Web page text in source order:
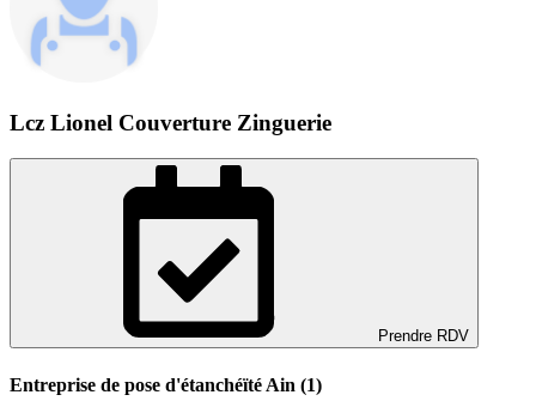
Lcz Lionel Couverture Zinguerie
Prendre RDV
Entreprise de pose d'étanchéïté Ain (1)